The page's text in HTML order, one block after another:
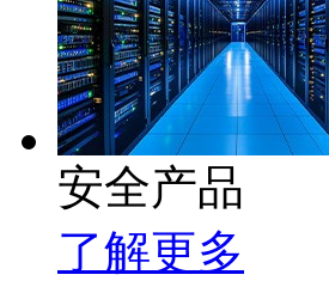
安全产品
了解更多